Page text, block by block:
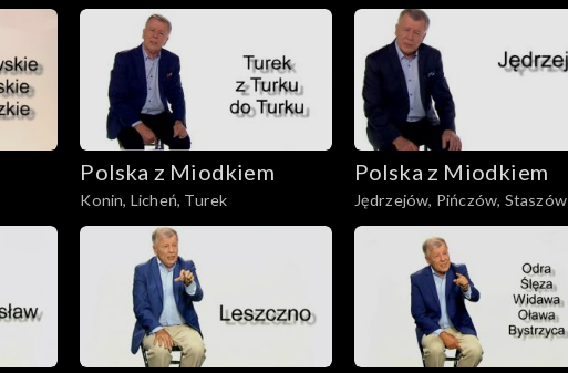
Polska z Miodkiem
Konin, Licheń, Turek
Polska z Miodkiem
Jędrzejów, Pińczów, Staszów